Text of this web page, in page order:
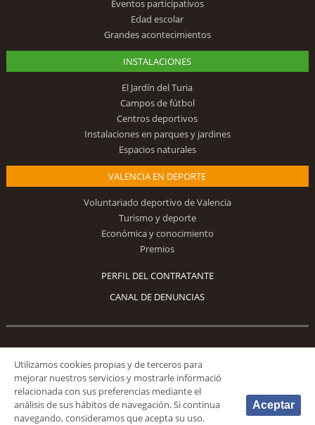
Eventos participativos
Edad escolar
Grandes acontecimientos
INSTALACIONES
El Jardín del Turia
Campos de fútbol
Centros deportivos
Instalaciones en parques y jardines
Espacios naturales
VALENCIA EN DEPORTE
Voluntariado deportivo de Valencia
Turismo y deporte
Económica y conocimiento
Premios
PERFIL DEL CONTRATANTE
CANAL DE DENUNCIAS
Síguenos
Utilizamos cookies propias y de terceros para
mejorar nuestros servicios y mostrarle informació
relacionada con sus preferencias mediante el
análisis de sus hábitos de navegación. Si continua
navegando, consideramos que acepta su uso.
Aceptar